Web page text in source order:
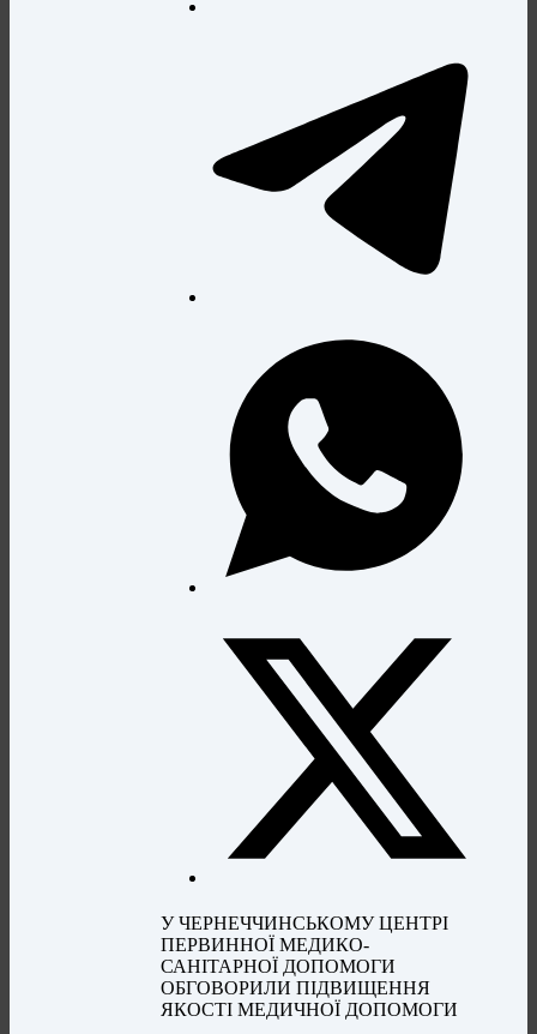
У ЧЕРНЕЧЧИНСЬКОМУ ЦЕНТРІ
ПЕРВИННОЇ МЕДИКО-
САНІТАРНОЇ ДОПОМОГИ
ОБГОВОРИЛИ ПІДВИЩЕННЯ
ЯКОСТІ МЕДИЧНОЇ ДОПОМОГИ